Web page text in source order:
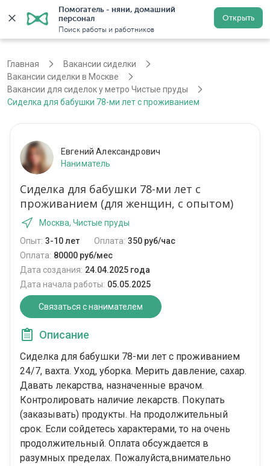
Помогатель - няни, домашний
персонал
Поиск работы и работников
Открыть
Регистрация
Главная
Вакансии сиделки
Вакансии сиделки в Москве
Вакансии для сиделок у метро Чистые пруды
Сиделка для бабушки 78-ми лет с проживанием
Евгений Александрович
Наниматель
Сиделка для бабушки 78-ми лет с
проживанием (для женщин, с опытом)
Москва, Чистые пруды
Опыт: 3-10 лет Оплата: 350 руб/час
Оплата: 80000 руб/мес
Дата создания: 24.04.2025 года
Дата начала работы: 05.05.2025
Связаться с нанимателем
Описание
Сиделка для бабушки 78-ми лет с проживанием
24/7, вахта. Уход, уборка. Мерить давление, сахар.
Давать лекарства, назначенные врачом.
Контролировать наличие лекарств. Покупать
(заказывать) продукты. На продолжительный
срок. Если сойдетесь характерами, то на очень
продолжительный. Оплата обсуждается в
разумных пределах. Пожалуйста,внимательно